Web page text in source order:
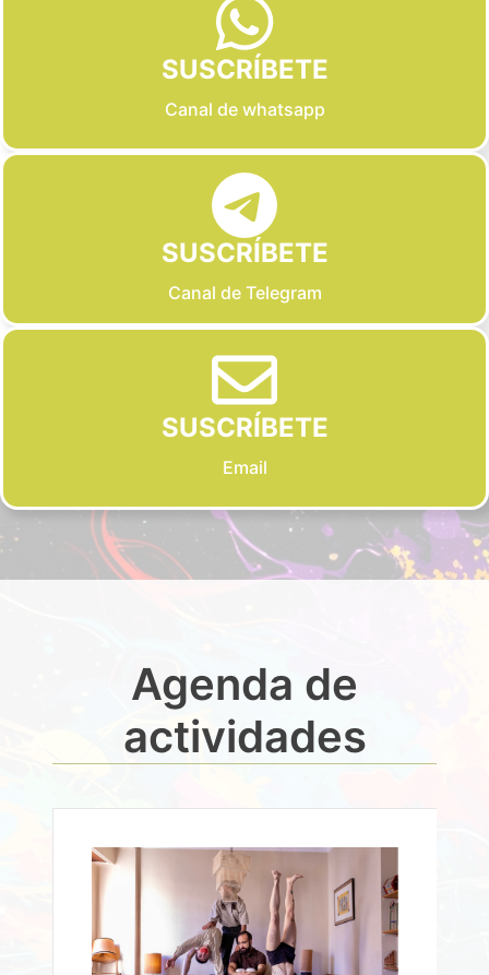
SUSCRÍBETE
Canal de whatsapp
SUSCRÍBETE
Canal de Telegram
SUSCRÍBETE
Email
Agenda de
actividades